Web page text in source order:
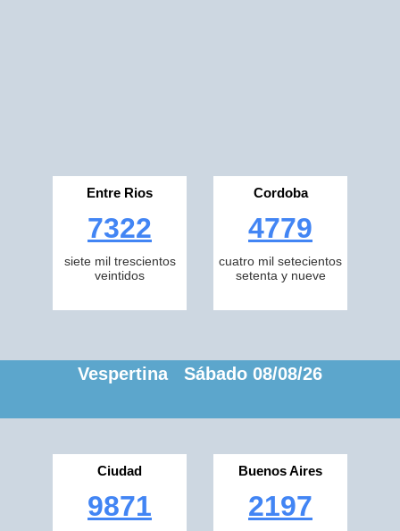
Entre Rios
7322
siete mil trescientos
veintidos
Cordoba
4779
cuatro mil setecientos
setenta y nueve
Vespertina Sábado 08/08/26
Ciudad
9871
Buenos Aires
2197